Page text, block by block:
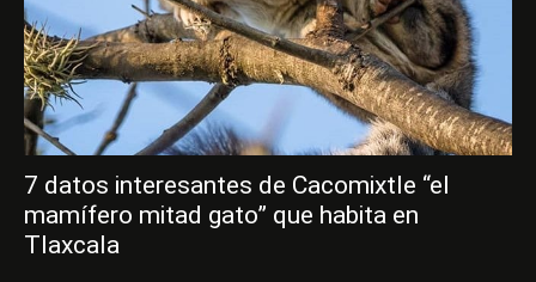
7 datos interesantes de Cacomixtle “el
mamífero mitad gato” que habita en
Tlaxcala